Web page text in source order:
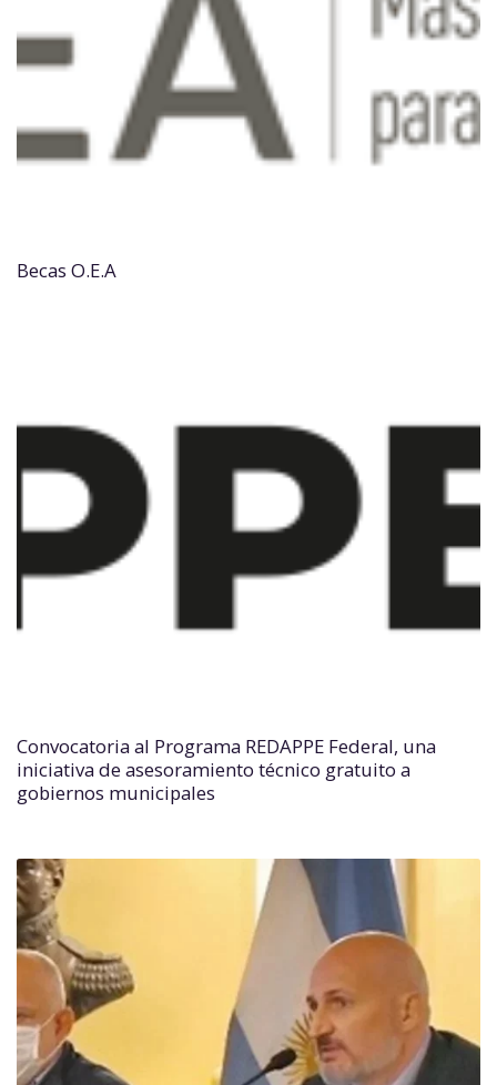
Becas O.E.A
Convocatoria al Programa REDAPPE Federal, una
iniciativa de asesoramiento técnico gratuito a
gobiernos municipales